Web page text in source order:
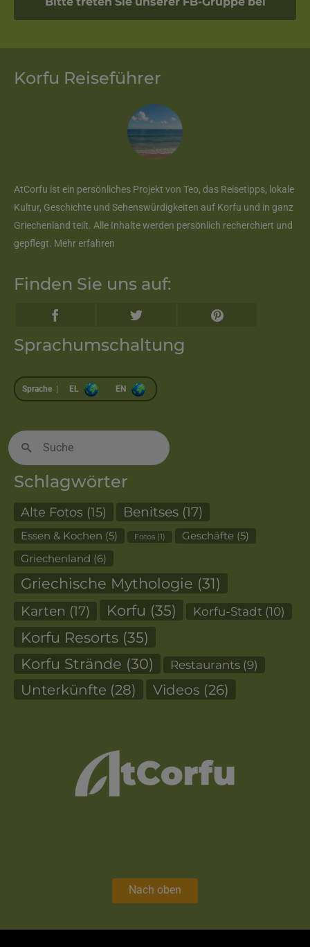
Korfu Reiseführer
AtCorfu ist ein persönliches Projekt von Teo, das Reisetipps, lokale
Kultur, Geschichte und Sehenswürdigkeiten auf Korfu und in ganz
Griechenland teilt. Alle Inhalte werden persönlich recherchiert und
gepflegt. Mehr erfahren
Finden Sie uns auf:
Sprachumschaltung
Sprache | EL EN
Suche
nach:
Schlagwörter
Alte Fotos (15) Benitses (17)
Essen & Kochen (5) Fotos (1) Geschäfte (5)
Griechenland (6)
Griechische Mythologie (31)
Karten (17) Korfu (35) Korfu-Stadt (10)
Korfu Resorts (35)
Korfu Strände (30) Restaurants (9)
Unterkünfte (28) Videos (26)
Nach oben